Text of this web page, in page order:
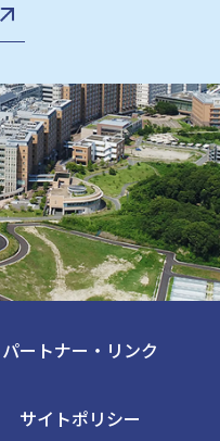
パートナー・リンク
サイトポリシー